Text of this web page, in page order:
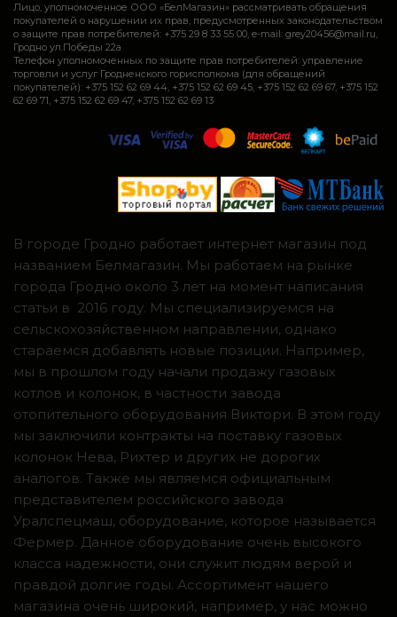
Лицо, уполномоченное ООО «БелМагазин» рассматривать обращения
покупателей о нарушении их прав, предусмотренных законодательством
о защите прав потребителей: +375 29 8 33 55 00, e-mail: grey20456@mail.ru,
Гродно ул.Победы 22а
Телефон уполномоченных по защите прав потребителей: управление
торговли и услуг Гродненского горисполкома (для обращений
покупателей): +375 152 62 69 44, +375 152 62 69 45, +375 152 62 69 67, +375 152
62 69 71, +375 152 62 69 47, +375 152 62 69 13
В городе Гродно работает интернет магазин под
названием Белмагазин. Мы работаем на рынке
города Гродно около 3 лет на момент написания
статьи в 2016 году. Мы специализируемся на
сельскохозяйственном направлении, однако
стараемся добавлять новые позиции. Например,
мы в прошлом году начали продажу газовых
котлов и колонок, в частности завода
отопительного оборудования Виктори. В этом году
мы заключили контракты на поставку газовых
колонок Нева, Рихтер и других не дорогих
аналогов. Также мы являемся официальным
представителем российского завода
Уралспецмаш, оборудование, которое называется
Фермер. Данное оборудование очень высокого
класса надежности, они служит людям верой и
правдой долгие годы. Ассортимент нашего
магазина очень широкий, например, у нас можно